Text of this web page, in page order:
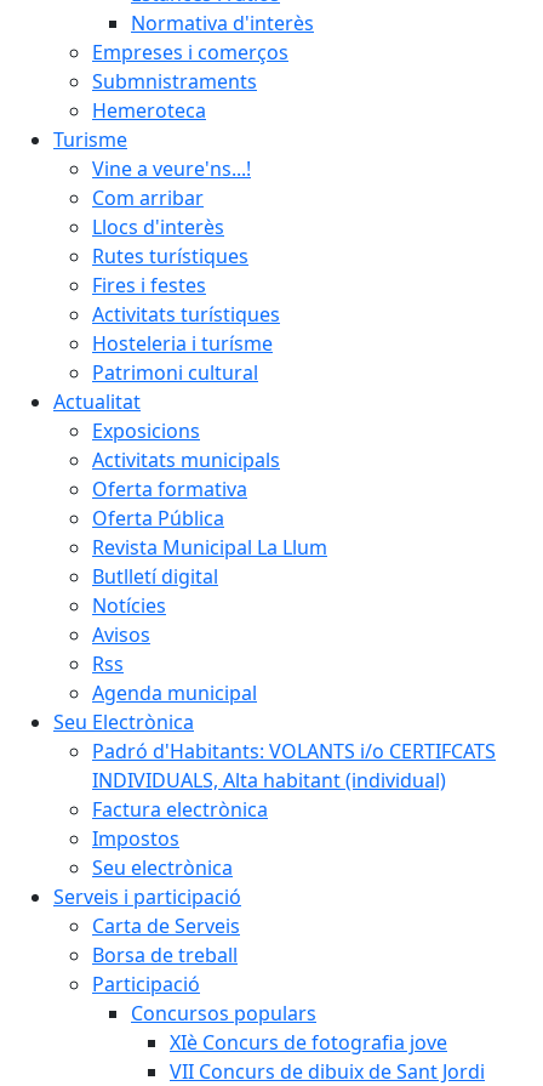
Normativa d'interès
Empreses i comerços
Submnistraments
Hemeroteca
Turisme
Vine a veure'ns...!
Com arribar
Llocs d'interès
Rutes turístiques
Fires i festes
Activitats turístiques
Hosteleria i turísme
Patrimoni cultural
Actualitat
Exposicions
Activitats municipals
Oferta formativa
Oferta Pública
Revista Municipal La Llum
Butlletí digital
Notícies
Avisos
Rss
Agenda municipal
Seu Electrònica
Padró d'Habitants: VOLANTS i/o CERTIFCATS
INDIVIDUALS, Alta habitant (individual)
Factura electrònica
Impostos
Seu electrònica
Serveis i participació
Carta de Serveis
Borsa de treball
Participació
Concursos populars
XIè Concurs de fotografia jove
VII Concurs de dibuix de Sant Jordi